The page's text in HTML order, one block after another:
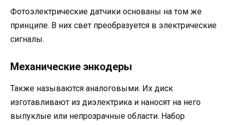
Фотоэлектрические датчики основаны на том же
принципе. В них свет преобразуется в электрические
сигналы.
Механические энкодеры
Также называются аналоговыми. Их диск
изготавливают из диэлектрика и наносят на него
выпуклые или непрозрачные области. Набор